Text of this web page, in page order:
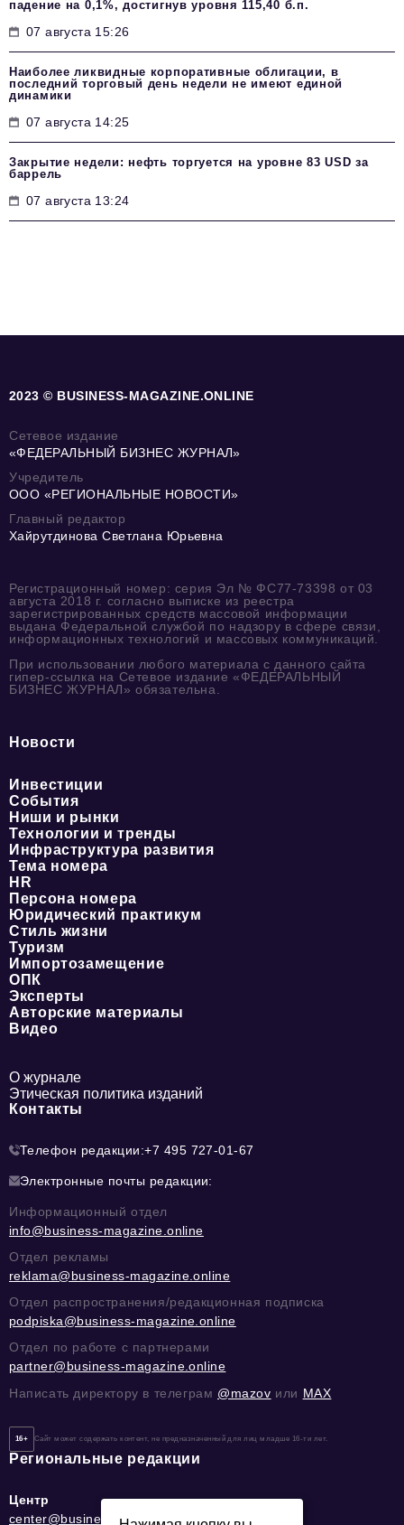
падение на 0,1%, достигнув уровня 115,40 б.п.
07 августа 15:26
Наиболее ликвидные корпоративные облигации, в
последний торговый день недели не имеют единой
динамики
07 августа 14:25
Закрытие недели: нефть торгуется на уровне 83 USD за
баррель
07 августа 13:24
2023 © BUSINESS-MAGAZINE.ONLINE
Сетевое издание
«ФЕДЕРАЛЬНЫЙ БИЗНЕС ЖУРНАЛ»
Учредитель
ООО «РЕГИОНАЛЬНЫЕ НОВОСТИ»
Главный редактор
Хайрутдинова Светлана Юрьевна
Регистрационный номер: серия Эл № ФС77-73398 от 03
августа 2018 г. согласно выписке из реестра
зарегистрированных средств массовой информации
выдана Федеральной службой по надзору в сфере связи,
информационных технологий и массовых коммуникаций.
При использовании любого материала с данного сайта
гипер-ссылка на Сетевое издание «ФЕДЕРАЛЬНЫЙ
БИЗНЕС ЖУРНАЛ» обязательна.
Новости
Инвестиции
События
Ниши и рынки
Технологии и тренды
Инфраструктура развития
Тема номера
HR
Персона номера
Юридический практикум
Стиль жизни
Туризм
Импортозамещение
ОПК
Эксперты
Авторские материалы
Видео
О журнале
Этическая политика изданий
Контакты
Телефон редакции:+7 495 727-01-67
Электронные почты редакции:
Информационный отдел
info@business-magazine.online
Отдел рекламы
reklama@business-magazine.online
Отдел распространения/редакционная подписка
podpiska@business-magazine.online
Отдел по работе с партнерами
partner@business-magazine.online
Написать директору в телеграм @mazov или MAX
16+ Сайт может содержать контент, не предназначенный для лиц младше 16-ти лет.
Региональные редакции
Центр
center@business-magazine.online